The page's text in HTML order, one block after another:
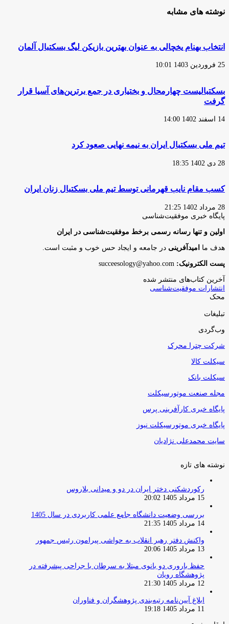
نوشته های مشابه
انتخاب بهنام یخچالی به عنوان بهترین بازیکن لیگ بسکتبال آلمان
25 فروردین 1403 10:01
بسکتبالیست چهارمحال و بختیاری در جمع برترین‌های آسیا قرار
گرفت
14 اسفند 1402 14:00
تیم ملی بسکتبال ایران به نیمه نهایی صعود کرد
28 دی 1402 18:35
کسب مقام نایب قهرمانی توسط تیم ملی بسکتبال زنان ایران
28 مرداد 1402 21:25
پایگاه‌ خبری موفقیت‌شناسی
اولین و تنها رسانه رسمی برخط موفقیت‌شناسی در ایران
هدف ما امیدآفرینی در جامعه و ایجاد حس خوب و مثبت است.
پست الکترونیک:
آخرین کتاب‌های منتشر شده
انتشارات موفقیت‌شناسی
محک
تبلیغات
وب‌گردی
شرکت چترا محرک
سیکلت کالا
سیکلت بانک
مجله صنعت موتورسیکلت
پایگاه خبری کارآفرینی پرس
پایگاه خبری موتورسیکلت نیوز
سایت محمدعلی نژادیان
نوشته های تازه
رکوردشکنی دختر ایران در دو و میدانی بلاروس
15 مرداد 1405 20:02
بررسی وضعیت دانشگاه جامع علمی کاربردی در سال 1405
14 مرداد 1405 21:35
واکنش دفتر رهبر انقلاب به حواشی پیرامون رئیس جمهور
13 مرداد 1405 20:06
حفظ باروری دو بانوی مبتلا به سرطان با جراحی پیشرفته در
پژوهشگاه رویان
12 مرداد 1405 21:30
ابلاغ آیین‌نامه رتبه‌بندی پژوهشگران و فناوران
11 مرداد 1405 19:18